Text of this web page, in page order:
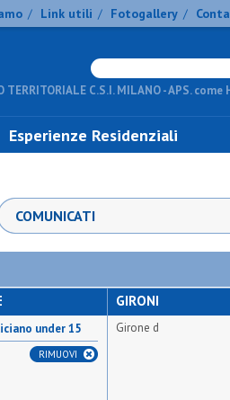
/ Link utili / Fotogallery /
TERRITORIALE C.S.I. MILANO - APS. come
Esperienze Residenziali
COMUNICATI
under 15
RIMUOVI
GIRONI
Girone d